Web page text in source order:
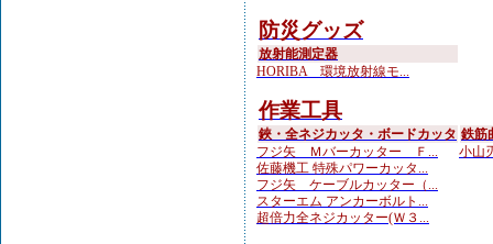
防災グッズ
放射能測定器
HORIBA 環境放射線モ...
作業工具
鋏・全ネジカッタ・ボードカッタ
フジ矢 Ｍバーカッター Ｆ...
佐藤機工 特殊パワーカッタ...
フジ矢 ケーブルカッター（...
スターエム アンカーボルト...
超倍力全ネジカッター(Ｗ３...
鉄筋
小山